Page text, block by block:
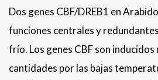
Dos genes CBF/DREB1 en
funciones centrales y
frío. Los genes CBF son
cantidades por las bajas